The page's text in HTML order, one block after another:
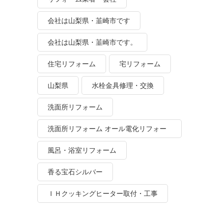
会社は山梨県・韮崎市です
会社は山梨県・韮崎市です。
住宅リフォーム 宅リフォーム
山梨県 水栓金具修理・交換
洗面所リフォーム
洗面所リフォーム オール電化リフォー
ム
風呂・浴室リフォーム
香る宝石シルバー
ＩＨクッキングヒーター取付・工事